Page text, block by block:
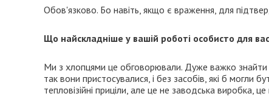
Обов'язково. Бо навіть, якщо є враження, для
Що найскладніше у вашій роботі особисто для
Ми з хлопцями це обговорювали. Дуже важко знайти
так вони пристосувалися, і без засобів, які б
тепловізійні приціли, але це не заводська виробка,